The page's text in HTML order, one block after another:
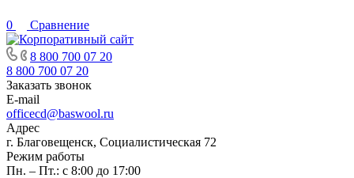
0 Сравнение
8 800 700 07 20
8 800 700 07 20
Заказать звонок
E-mail
officecd@baswool.ru
Адрес
г. Благовещенск, Социалистическая 72
Режим работы
Пн. – Пт.: с 8:00 до 17:00